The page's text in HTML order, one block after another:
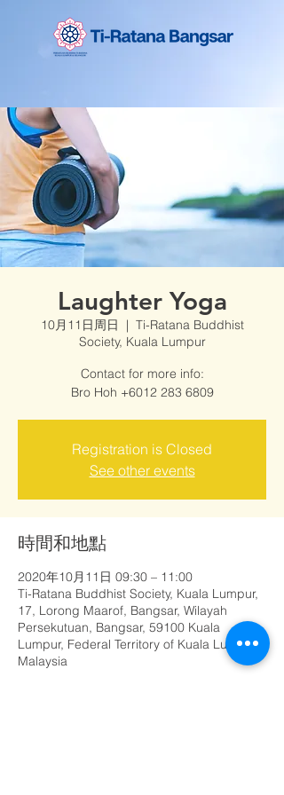
Laughter Yoga
10月11日周日
  |
Ti-Ratana Buddhist
Society, Kuala Lumpur
Contact for more info:
Bro Hoh +6012 283 6809
Registration is Closed
See other events
時間和地點
2020年10月11日 09:30 – 11:00
Ti-Ratana Buddhist Society, Kuala Lumpur,
17, Lorong Maarof, Bangsar, Wilayah
Persekutuan, Bangsar, 59100 Kuala
Lumpur, Federal Territory of Kuala Lumpur,
Malaysia